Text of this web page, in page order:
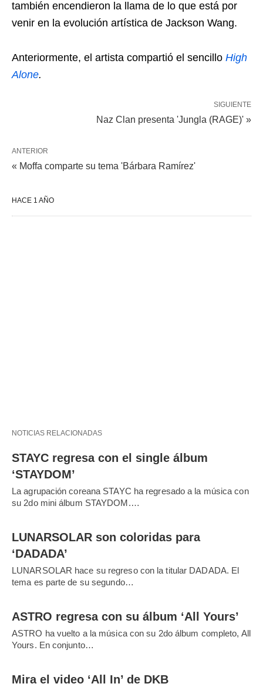
también encendieron la llama de lo que está por
venir en la evolución artística de Jackson Wang.
Anteriormente, el artista compartió el sencillo High
Alone.
SIGUIENTE
Naz Clan presenta 'Jungla (RAGE)' »
ANTERIOR
« Moffa comparte su tema 'Bárbara Ramírez'
HACE 1 AÑO
NOTICIAS RELACIONADAS
STAYC regresa con el single álbum
‘STAYDOM’
La agrupación coreana STAYC ha regresado a la música con
su 2do mini álbum STAYDOM.…
LUNARSOLAR son coloridas para
‘DADADA’
LUNARSOLAR hace su regreso con la titular DADADA. El
tema es parte de su segundo…
ASTRO regresa con su álbum ‘All Yours’
ASTRO ha vuelto a la música con su 2do álbum completo, All
Yours. En conjunto…
Mira el video ‘All In’ de DKB